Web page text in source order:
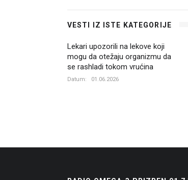
VESTI IZ ISTE KATEGORIJE
Lekari upozorili na lekove koji
mogu da otežaju organizmu da
se rashladi tokom vrućina
Datum: 01.06.2026